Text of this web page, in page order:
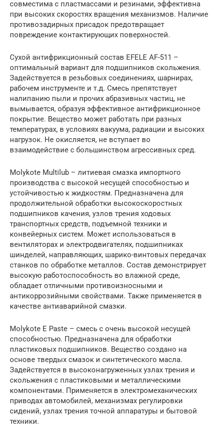
совместима с пластмассами и резинами, эффективна
при высоких скоростях вращения механизмов. Наличие
противозадирных присадок предотвращает
повреждение контактирующих поверхностей.
Сухой антифрикционный состав EFELE AF-511 –
оптимальный вариант для подшипников скольжения.
Задействуется в резьбовых соединениях, шарнирах,
рабочем инструменте и т.д. Смесь препятствует
налипанию пыли и прочих абразивных частиц, не
вымывается, образуя эффективное антифрикционное
покрытие. Вещество может работать при разных
температурах, в условиях вакуума, радиации и высоких
нагрузок. Не окисляется, не вступает во
взаимодействие с большинством агрессивных сред.
Molykote Multilub – литиевая смазка импортного
производства с высокой несущей способностью и
устойчивостью к жидкостям. Предназначена для
продолжительной обработки высокоскоростных
подшипников качения, узлов трения ходовых
транспортных средств, подъемной техники и
конвейерных систем. Может использоваться в
вентиляторах и электродвигателях, подшипниках
шинделей, направляющих, шарико-винтовых передачах
станков по обработке металлов. Состав демонстрирует
высокую работоспособность во влажной среде,
обладает отличными противоизносными и
антикоррозийными свойствами. Также применяется в
качестве антиаварийной смазки.
Molykote E Paste – смесь с очень высокой несущей
способностью. Предназначена для обработки
пластиковых подшипников. Вещество создано на
основе твердых смазок и синтетического масла.
Задействуется в высоконагруженных узлах трения и
скольжения с пластиковыми и металлическими
компонентами. Применяется в электромеханических
приводах автомобилей, механизмах регулировки
сидений, узлах трения точной аппаратуры и бытовой
техники.